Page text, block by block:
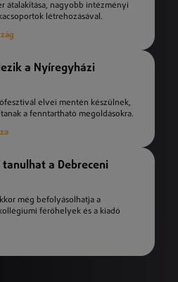
átalakítása, nagyobb intézményi
létrehozásával.
a Nyíregyházi
elvei mentén készülnek,
a fenntartható megoldásokra.
a Debreceni
még befolyásolhatja a
férőhelyek és a kiadó